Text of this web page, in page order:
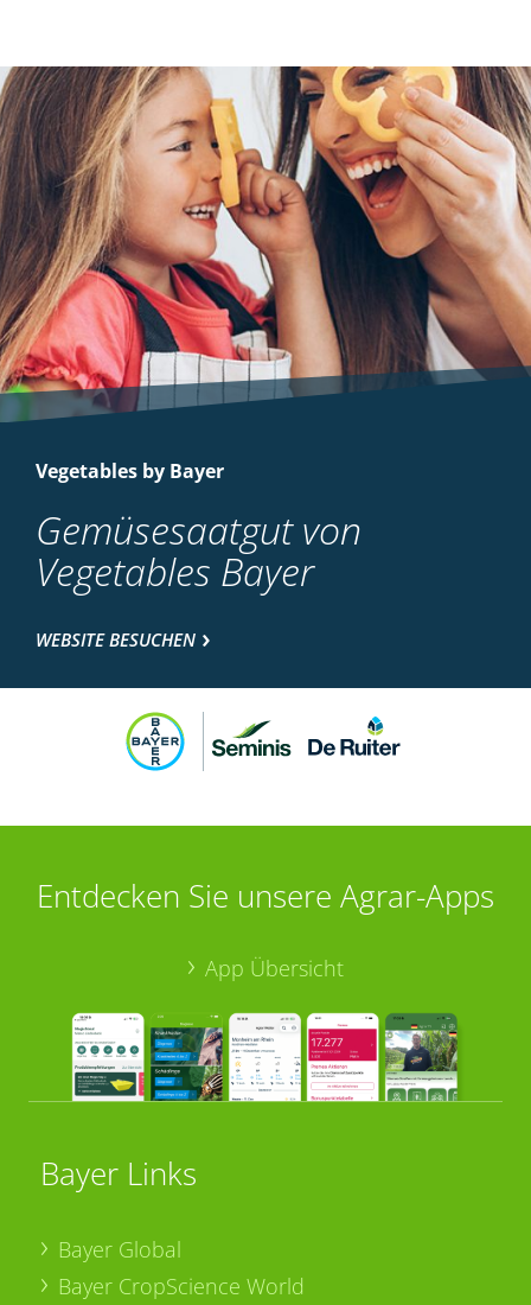
Vegetables by Bayer
Gemüsesaatgut von
Vegetables Bayer
WEBSITE BESUCHEN
Entdecken Sie unsere Agrar-Apps
App Übersicht
Bayer Links
Bayer Global
Bayer CropScience World